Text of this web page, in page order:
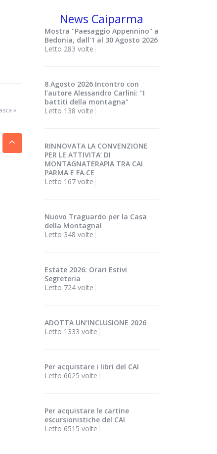
»
News Caiparma
Mostra "Paesaggio Appennino" a
Bedonia, dall'1 al 30 Agosto 2026
Letto 283 volte
8 Agosto 2026 Incontro con
l'autore Alessandro Carlini: "I
battiti della montagna"
Letto 138 volte
RINNOVATA LA CONVENZIONE
PER LE ATTIVITA’ DI
MONTAGNATERAPIA TRA CAI
PARMA E FA.CE
Letto 167 volte
Nuovo Traguardo per la Casa
della Montagna!
Letto 348 volte
Estate 2026: Orari Estivi
Segreteria
Letto 724 volte
ADOTTA UN'INCLUSIONE 2026
Letto 1333 volte
Per acquistare i libri del CAI
Letto 6025 volte
Per acquistare le cartine
escursionistiche del CAI
Letto 6515 volte